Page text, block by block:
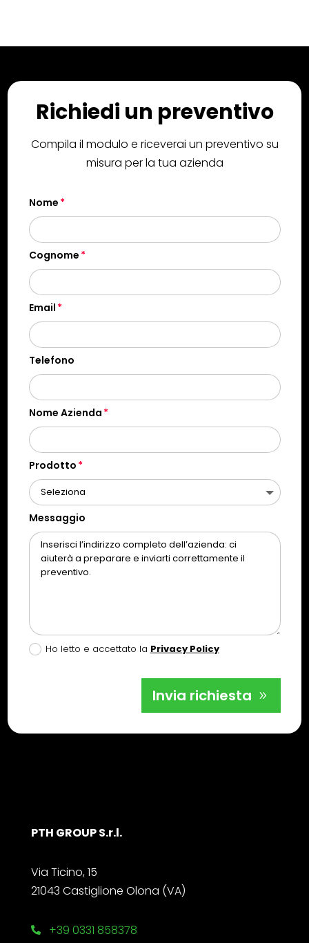
Richiedi un preventivo
Compila il modulo e riceverai un preventivo su
misura per la tua azienda
Nome
Cognome
Email
Telefono
Nome Azienda
Prodotto
Messaggio
Ho letto e accettato la Privacy Policy
Invia richiesta
PTH GROUP S.r.l.
Via Ticino, 15
21043 Castiglione Olona (VA)
 +39 0331 858378